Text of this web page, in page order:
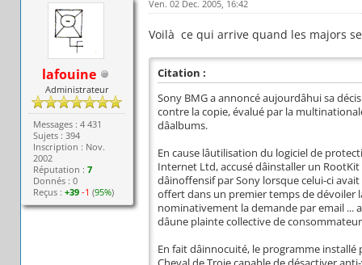
lafouine
Administrateur
Messages : 4 431
Sujets : 394
Inscription : Nov.
2002
Réputation :7
Donnés : 0
Reçus :+39 -1 (95%)
Ven. 02 Dec. 2005, 16:42
Voilà ce qui arrive quand les majors
Citation :
Sony BMG a annoncé aujourdâhui sa
contre la copie, évalué par la
dâalbums.
En cause lâutilisation du logiciel de
Internet Ltd, accusé dâinstaller un
dâinoffensif par Sony lorsque celui-ci
offert dans un premier temps de dévoiler
nominativement la demande par email
dâune plainte collective de
En fait dâinnocuité, le programme